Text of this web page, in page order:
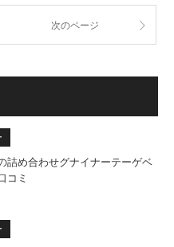
次のページ
詰め合わせグナイナーテーゲベ
コミ